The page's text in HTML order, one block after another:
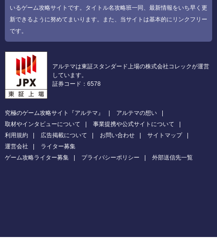
いるゲーム攻略サイトです。タイトル名攻略班一同、最新情報をいち早く更
新できるように努めてまいります。また、当サイトは基本的にリンクフリー
です。
アルテマは東証スタンダード上場の株式会社コレックが運営
しています。
証券コード：6578
究極のゲーム攻略サイト『アルテマ』
アルテマの想い
取材やインタビューについて
事業提携や公式サイトについて
利用規約
広告掲載について お問い合わせ
サイトマップ
運営会社
ライター募集
ゲーム攻略ライター募集
プライバシーポリシー 外部送信先一覧